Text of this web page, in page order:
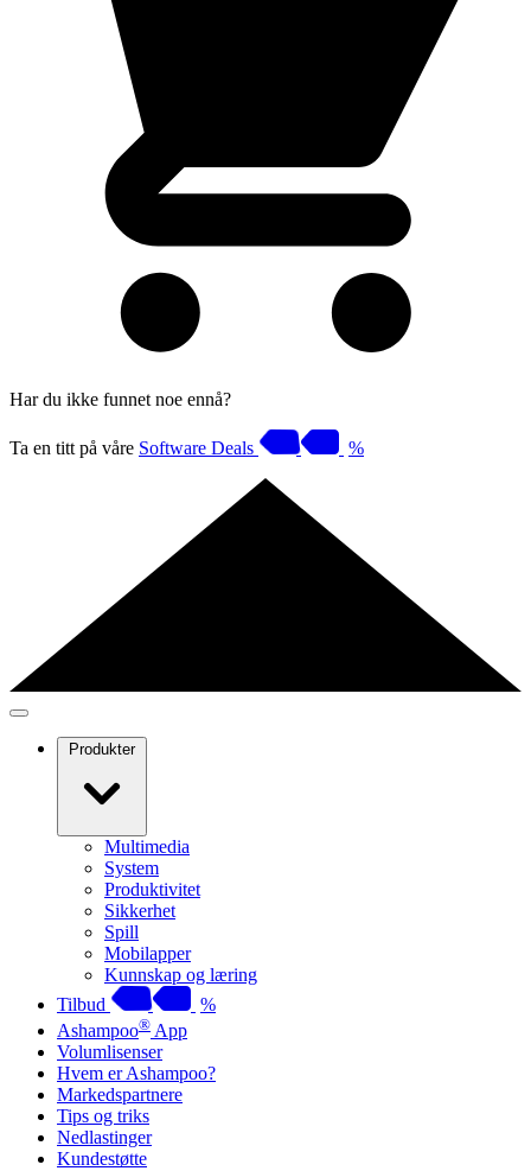
Har du ikke funnet noe ennå?
Ta en titt på våre Software Deals %
Produkter
Multimedia
System
Produktivitet
Sikkerhet
Spill
Mobilapper
Kunnskap og læring
Tilbud
%
Ashampoo® App
Volumlisenser
Hvem er Ashampoo?
Markedspartnere
Tips og triks
Nedlastinger
Kundestøtte